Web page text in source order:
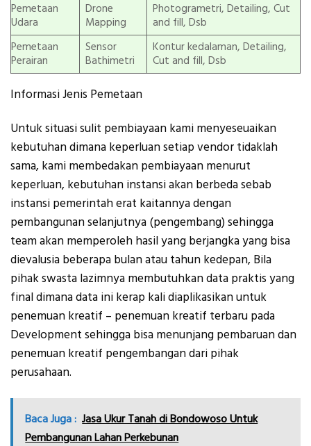
Pemetaan
Udara
Drone
Mapping
Photogrametri, Detailing, Cut
and fill, Dsb
Pemetaan
Perairan
Sensor
Bathimetri
Kontur kedalaman, Detailing,
Cut and fill, Dsb
Informasi Jenis Pemetaan
Untuk situasi sulit pembiayaan kami menyeseuaikan
kebutuhan dimana keperluan setiap vendor tidaklah
sama, kami membedakan pembiayaan menurut
keperluan, kebutuhan instansi akan berbeda sebab
instansi pemerintah erat kaitannya dengan
pembangunan selanjutnya (pengembang) sehingga
team akan memperoleh hasil yang berjangka yang bisa
dievalusia beberapa bulan atau tahun kedepan, Bila
pihak swasta lazimnya membutuhkan data praktis yang
final dimana data ini kerap kali diaplikasikan untuk
penemuan kreatif – penemuan kreatif terbaru pada
Development sehingga bisa menunjang pembaruan dan
penemuan kreatif pengembangan dari pihak
perusahaan.
Baca Juga : Jasa Ukur Tanah di Bondowoso Untuk
Pembangunan Lahan Perkebunan